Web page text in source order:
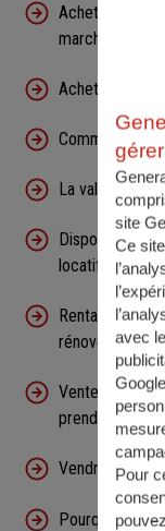
Acheter un
marche ?
Acheter un
Comment faire
La valeur
Dispositif
locatif
Rentabilité
rénové
Vente directe
prendre ?
Vendre un
Pourquoi
site
Ce
avec
Pour